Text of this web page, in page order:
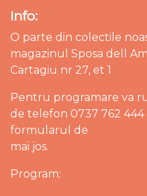
Info:
O parte din colectile
magazinul Sposa dell
Cartagiu nr 27, et 1
Pentru programare va
de telefon 0737 762
formularul de
mai jos.
Program: